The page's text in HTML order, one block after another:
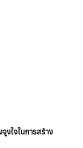
งใจในการสร้าง